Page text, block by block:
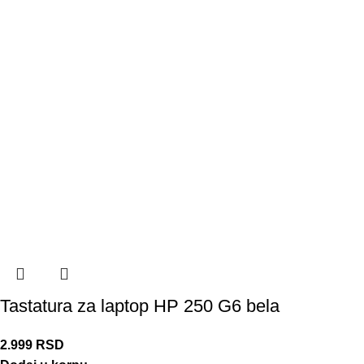
Tastatura za laptop HP 250 G6 bela
2.999 RSD